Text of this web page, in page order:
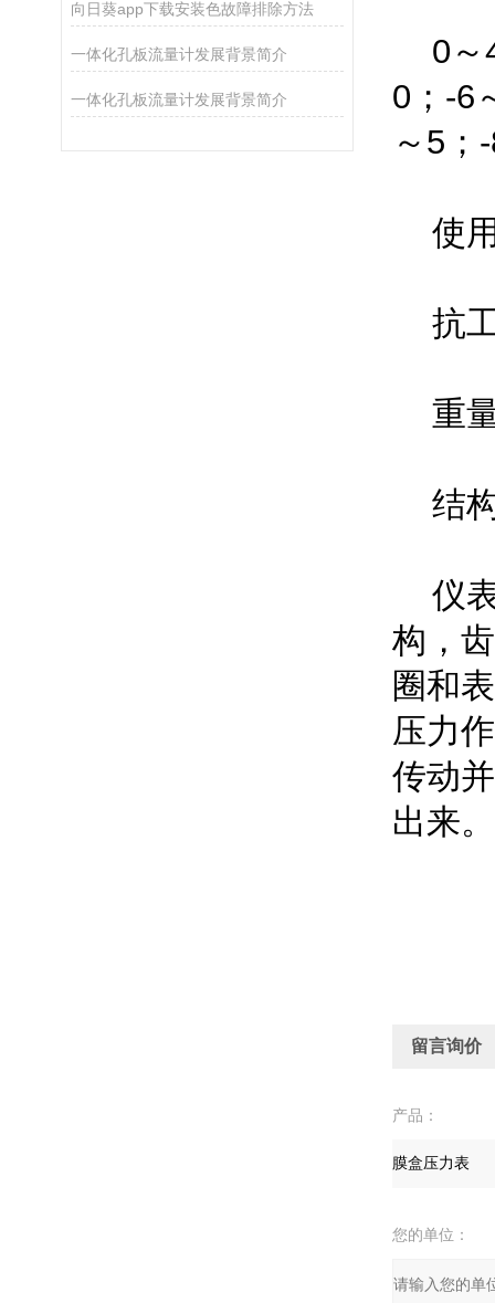
向日葵app下载安装色故障排除方法
一体化孔板流量计发展背景简介
一体化孔板流量计发展背景简介
0～
0
～
使用
抗工
重量
结
仪表
构
圈和
压力
传动
出来
留言询价
产品：
您的单位：